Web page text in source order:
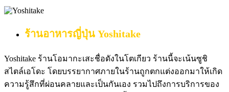
ร้านอาหารญี่ปุ่น Yoshitake
Yoshitake ร้านโอมากะเสะชื่อดังในโตเกียว ร้านนี้จะเน้นซูชิ
สไตล์เอโดะ โดยบรรยากาศภายในร้านถูกตกแต่งออกมาให้เกิด
ความรู้สึกที่ผ่อนคลายและเป็นกันเอง รวมไปถึงการบริการของ